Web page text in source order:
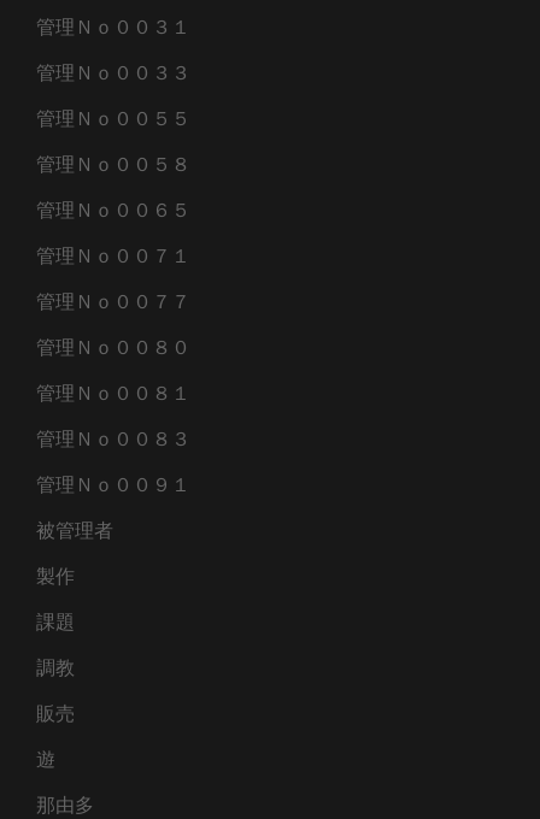
管理Ｎｏ００３１
管理Ｎｏ００３３
管理Ｎｏ００５５
管理Ｎｏ００５８
管理Ｎｏ００６５
管理Ｎｏ００７１
管理Ｎｏ００７７
管理Ｎｏ００８０
管理Ｎｏ００８１
管理Ｎｏ００８３
管理Ｎｏ００９１
被管理者
製作
課題
調教
販売
遊
那由多